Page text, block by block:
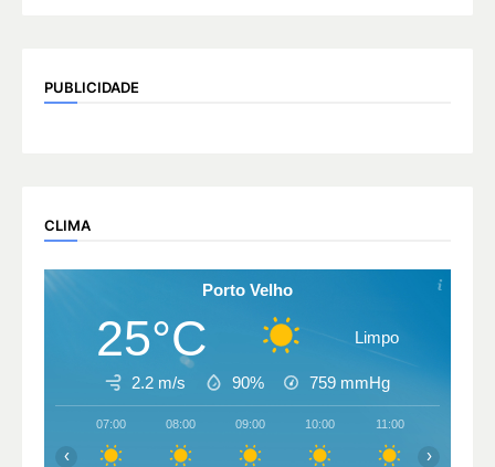
PUBLICIDADE
CLIMA
Porto Velho
25°C Limpo
2.2 m/s 90% 759 mmHg
07:00 08:00 09:00 10:00 11:00
‹ ›